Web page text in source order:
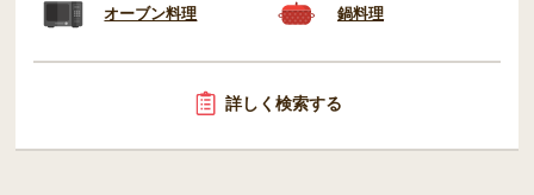
オーブン料理 鍋料理
詳しく検索する